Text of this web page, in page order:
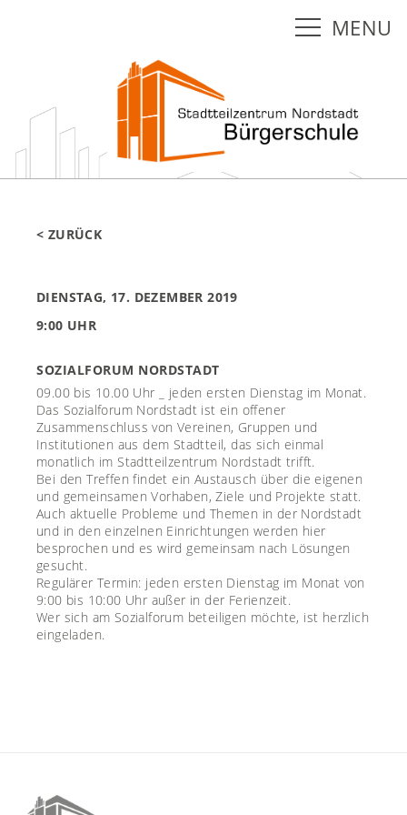
< ZURÜCK
DIENSTAG, 17. DEZEMBER 2019
9:00 UHR
SOZIALFORUM NORDSTADT
09.00 bis 10.00 Uhr _ jeden ersten Dienstag im Monat.
Das Sozialforum Nordstadt ist ein offener
Zusammenschluss von Vereinen, Gruppen und
Institutionen aus dem Stadtteil, das sich einmal
monatlich im Stadtteilzentrum Nordstadt trifft.
Bei den Treffen findet ein Austausch über die eigenen
und gemeinsamen Vorhaben, Ziele und Projekte statt.
Auch aktuelle Probleme und Themen in der Nordstadt
und in den einzelnen Einrichtungen werden hier
besprochen und es wird gemeinsam nach Lösungen
gesucht.
Regulärer Termin: jeden ersten Dienstag im Monat von
9:00 bis 10:00 Uhr außer in der Ferienzeit.
Wer sich am Sozialforum beteiligen möchte, ist herzlich
eingeladen.
MENU